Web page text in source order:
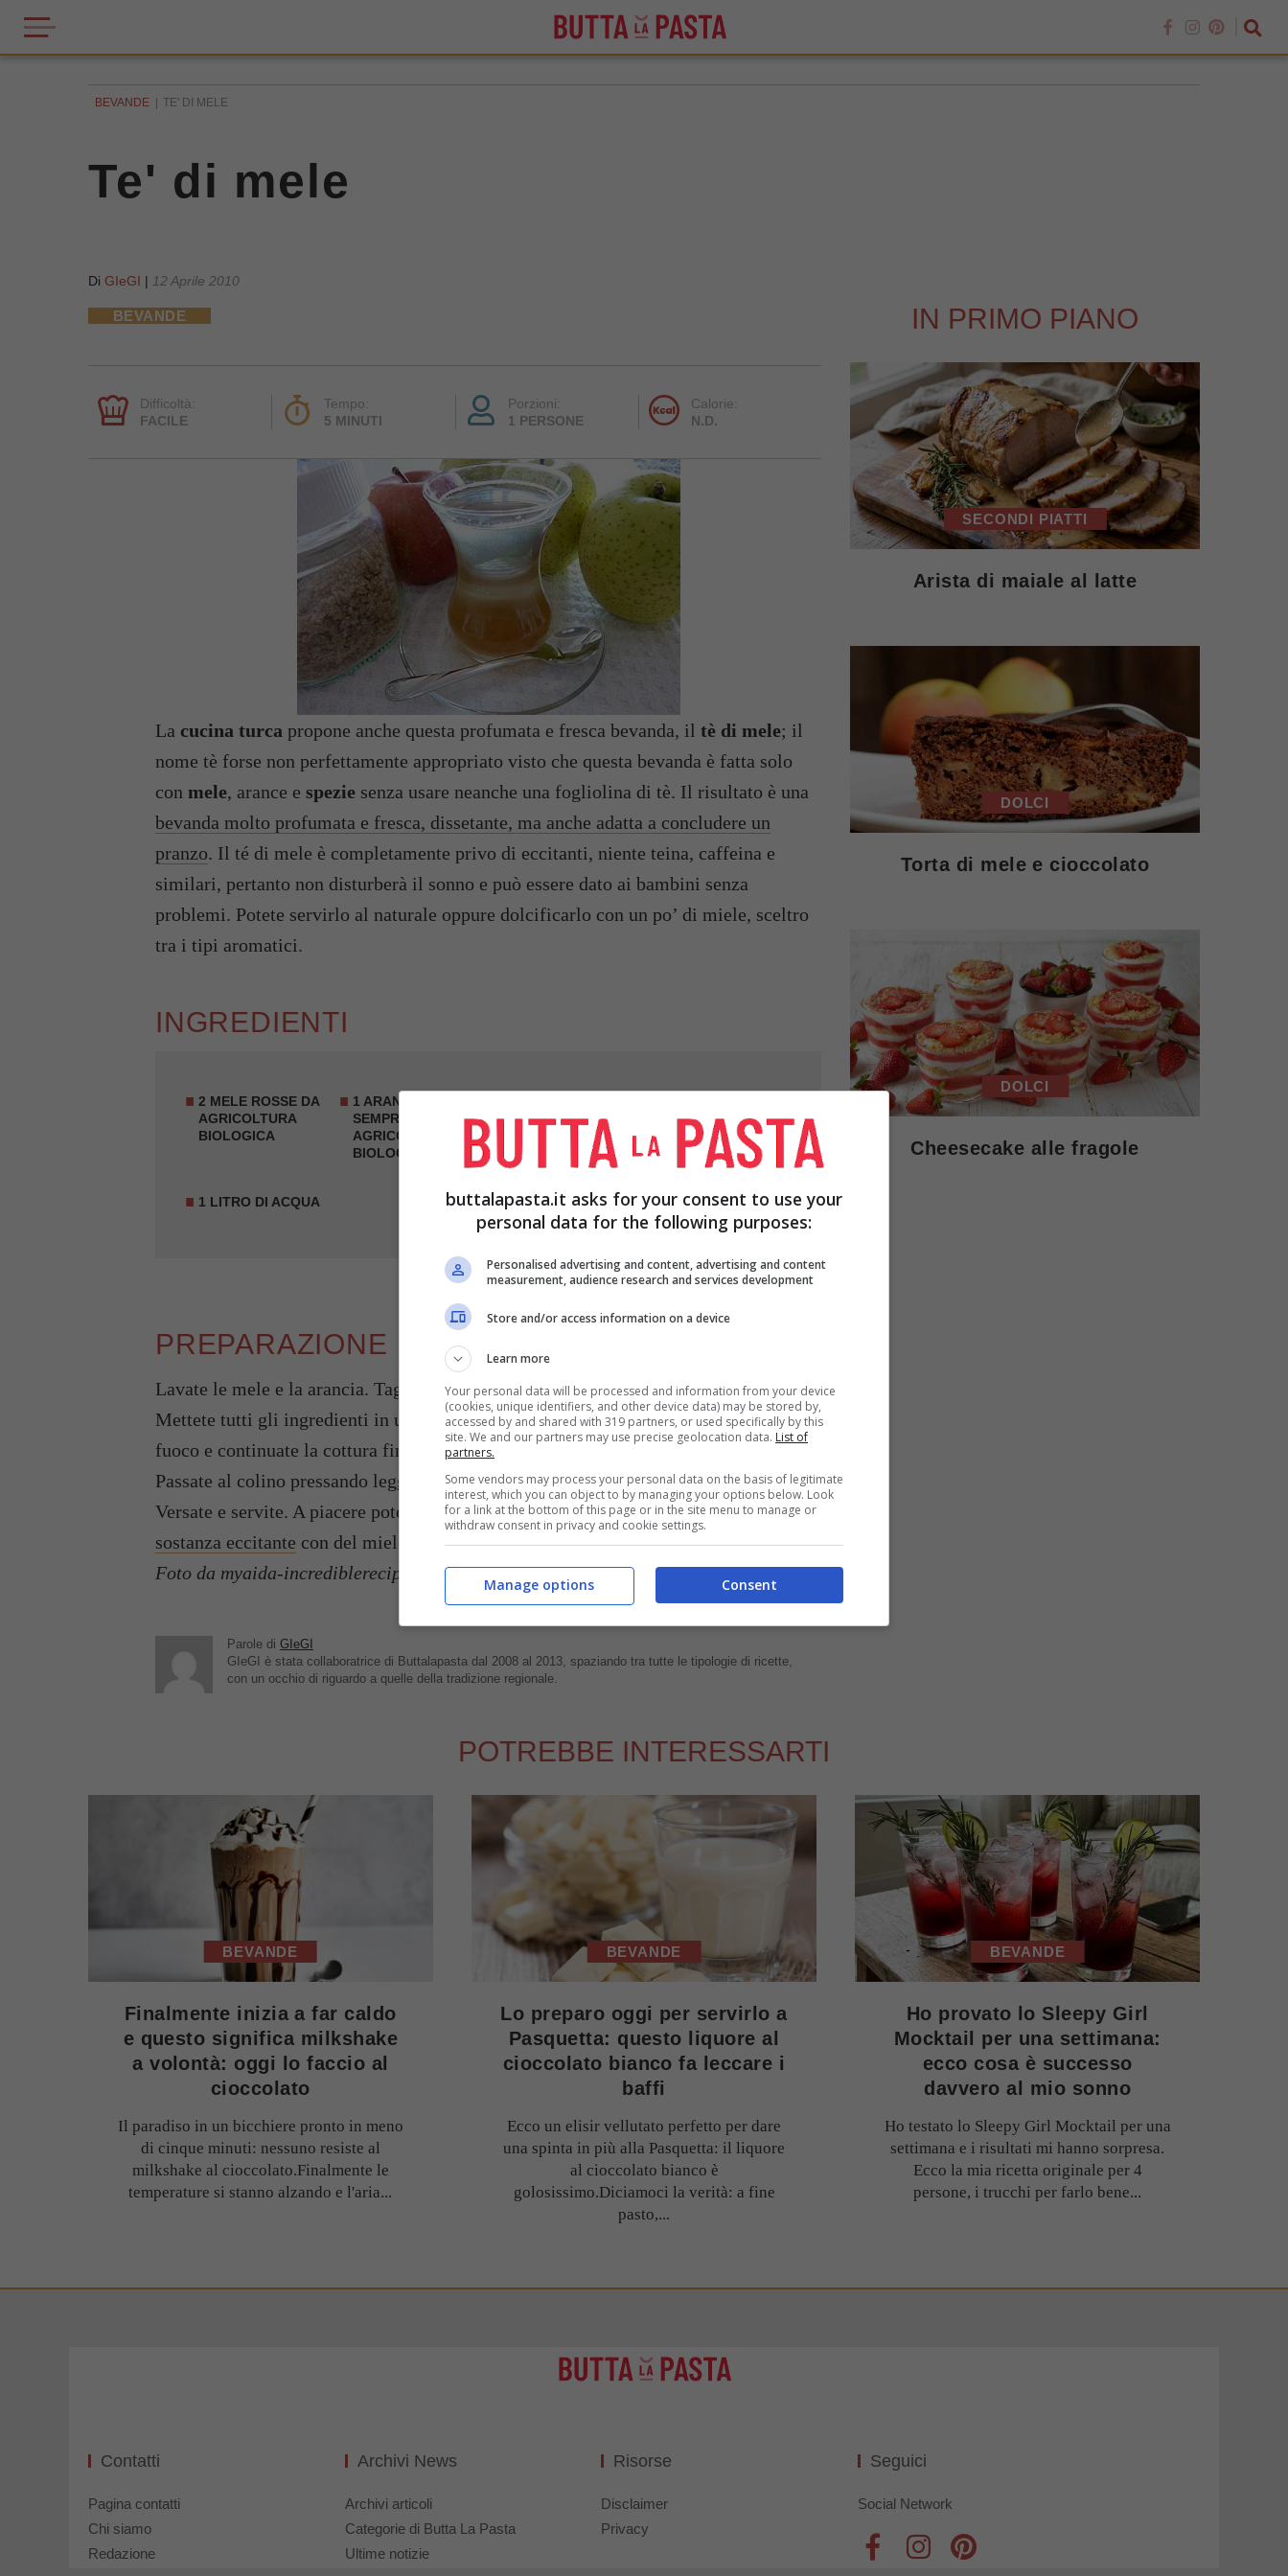
BEVANDE TE' DI MELE
Te' di mele
Di GIeGI | 12 Aprile 2010
BEVANDE
Difficoltà:
FACILE
Tempo:
5 MINUTI
Porzioni:
1 PERSONE
Calorie:
N.D.
La cucina turca propone anche questa profumata e fresca bevanda, il tè di mele; il
nome tè forse non perfettamente appropriato visto che questa bevanda è fatta solo
con mele, arance e spezie senza usare neanche una fogliolina di tè. Il risultato è una
bevanda molto profumata e fresca, dissetante, ma anche adatta a concludere un
pranzo. Il té di mele è completamente privo di eccitanti, niente teina, caffeina e
similari, pertanto non disturberà il sonno e può essere dato ai bambini senza
problemi. Potete servirlo al naturale oppure dolcificarlo con un po’ di miele, sceltro
tra i tipi aromatici.
INGREDIENTI
2 MELE ROSSE DA
AGRICOLTURA
BIOLOGICA
1 ARANCIA
SEMPRE DA
AGRICOLTURA
BIOLOGICA
CANNELLA
GAROFANO
1 LITRO DI ACQUA
PREPARAZIONE
Lavate le mele e la arancia. Tagliatele a spicchi senza eliminare la buccia ed i semi.
Mettete tutti gli ingredienti in una pentola e portate ad ebollizione. Abbassate il
fuoco e continuate la cottura fino a che la frutta sarà molto tenera.
Passate al colino pressando leggermente con il dorso di un cucchiaio.
Versate e servite. A piacere potete dolcificare questo delizioso tè privo di ogni
sostanza eccitante con del miele.
Foto da myaida-incrediblerecipes.blogspot.com
Parole di GIeGI
GIeGI è stata collaboratrice di Buttalapasta dal 2008 al 2013, spaziando tra tutte le tipologie di ricette,
con un occhio di riguardo a quelle della tradizione regionale.
IN PRIMO PIANO
SECONDI PIATTI
Arista di maiale al latte
DOLCI
Torta di mele e cioccolato
DOLCI
Cheesecake alle fragole
POTREBBE INTERESSARTI
BEVANDE
Finalmente inizia a far caldo
e questo significa milkshake
a volontà: oggi lo faccio al
cioccolato
Il paradiso in un bicchiere pronto in meno
di cinque minuti: nessuno resiste al
milkshake al cioccolato.Finalmente le
temperature si stanno alzando e l'aria...
BEVANDE
Lo preparo oggi per servirlo a
Pasquetta: questo liquore al
cioccolato bianco fa leccare i
baffi
Ecco un elisir vellutato perfetto per dare
una spinta in più alla Pasquetta: il liquore
al cioccolato bianco è
golosissimo.Diciamoci la verità: a fine
pasto,...
BEVANDE
Ho provato lo Sleepy Girl
Mocktail per una settimana:
ecco cosa è successo
davvero al mio sonno
Ho testato lo Sleepy Girl Mocktail per una
settimana e i risultati mi hanno sorpresa.
Ecco la mia ricetta originale per 4
persone, i trucchi per farlo bene...
Contatti
Pagina contatti
Chi siamo
Redazione
Archivi News
Archivi articoli
Categorie di Butta La Pasta
Ultime notizie
Risorse
Disclaimer
Privacy
Seguici
Social Network
buttalapasta.it asks for your consent to use your
personal data for the following purposes:
Personalised advertising and content, advertising and content
measurement, audience research and services development
Store and/or access information on a device
Learn more
Your personal data will be processed and information from your device
(cookies, unique identifiers, and other device data) may be stored by,
accessed by and shared with 319 partners, or used specifically by this
site. We and our partners may use precise geolocation data. List of
partners.
Some vendors may process your personal data on the basis of legitimate
interest, which you can object to by managing your options below. Look
for a link at the bottom of this page or in the site menu to manage or
withdraw consent in privacy and cookie settings.
Consent
Manage options